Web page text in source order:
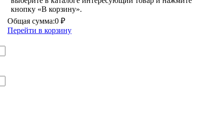
кнопку «В корзину».
Общая сумма:0 ₽
Перейти в корзину